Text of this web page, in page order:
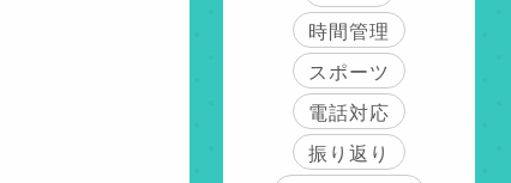
時間管理
スポーツ
電話対応
振り返り